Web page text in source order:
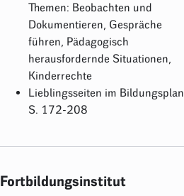
Themen: Beobachten und
Dokumentieren, Gespräche
führen, Pädagogisch
herausfordernde Situationen,
Kinderrechte
Lieblingsseiten im Bildungsplan
S. 172-208
Fortbildungsinstitut